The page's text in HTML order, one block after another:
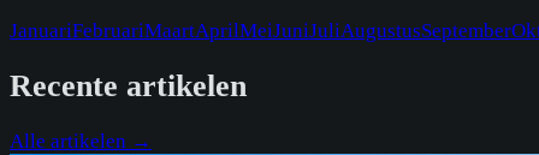
JanuariFebruariMaartAprilMeiJuniJuliAugustusSeptember
Recente artikelen
Alle artikelen →